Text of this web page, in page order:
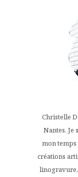
Christelle
Nantes. Je
mon
créations